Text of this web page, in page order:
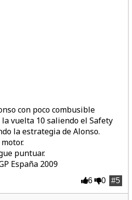
con poco combusible
la vuelta 10 saliendo el Safety
la estrategia de Alonso.
puntuar.
#5
6 0